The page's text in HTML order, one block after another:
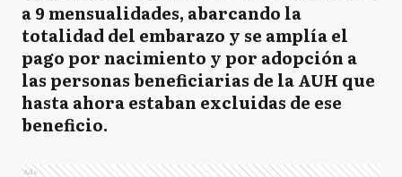
a 9 mensualidades, abarcando la
totalidad del embarazo y se amplía el
pago por nacimiento y por adopción a
las personas beneficiarias de la AUH que
hasta ahora estaban excluidas de ese
beneficio.
Ads